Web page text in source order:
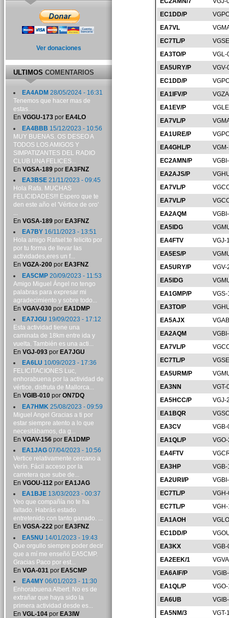
EC1DD/P
EA7VL
EC7TL/P
EA3TO/P
VGL-
EA5URY/P
VGV-
EC1DD/P
EA1IFV/P
EA1EV/P
EA7VL/P
EA1URE/P
EA4GHL/P
EC2AMN/P
EA2AJS/P
EA7VL/P
EA7VL/P
EA2AQM
EA5IDG
EA4FTV
VGJ-
EA5ES/P
EA5URY/P
VGV-
EA5IDG
EA1GMP/P
EA3TO/P
EA5AJX
EA2AQM
EA7VL/P
EC7TL/P
EA5URM/P
EA3NN
VGT-
EA5HCC/P
VGJ-
EA1BQR
EA3CV
EA1QL/P
EA4FTV
EA3HP
VGB-
EA2URI/P
EC7TL/P
EC7TL/P
VGH-
EA1AOH
EC1DD/P
EA3KX
EA2EEK/1
EA6AIF/P
EA1QL/P
EA6UB
EA5NM/3
VGT-
Ver donaciones
ULTIMOSCOMENTARIOS
EA4ADM 28/05/2024 - 16:31
Tenemos que hacer mas de
estas....
En VGGU-173por EA4LO
EA4BBB 15/12/2023 - 10:56
MUY BUENAS. OS DESEO A
TODOS LOS AMIGOS Y
SIMPATIZANTES DEL RADIO
CLUB UNA FELICES...
En VGSA-189por EA3FNZ
EA3BSE21/11/2023 - 09:45
Hola Rafa. MUCHAS
FELICIDADES!!! Espero que te
den este año el 'Vértice de oro'
...
En VGSA-189por EA3FNZ
EA7BY16/11/2023 - 13:51
Hola amigo Rafael:te felicito por
por tu forma de llevar las
actividades,eres un f...
En VGZA-200por EA3FNZ
EA5CMP20/09/2023 - 11:53
Amigo Miguel Ángel no tengo
palabras para expresar mi
agradecimiento y sobre todo...
En VGAV-030por EA1DMP
EA7JGU 19/09/2023 - 17:12
Esta actividad tiene una
caminata de 18km entre ida y
vuelta. También es una acti...
En VGJ-093por EA7JGU
EA6LU 10/09/2023 - 17:36
FELICITACIONES Luc,
enhorabuena por la actividad de
vértice, disfruta de Mallorca...
En VGIB-010por ON7DQ
EA7HMK 25/08/2023 - 09:59
Miguel Angel Gracias a ti por
estar siempre atento a lo que
necesitábamos, da g...
En VGAV-156por EA1DMP
EA1JAG07/04/2023 - 10:56
Vertice relativamente cercano a
Verín. Fácil acceso por la
carretera que sube de...
En VGOU-112por EA1JAG
EA1BJE13/03/2023 - 00:37
Veo que compañía no te ha
faltado. Habrás estado
entretenido con tanto ganado. ...
En VGSA-222por EA3FNZ
EA5NU 14/01/2023 - 19:43
Que orgullo siempre poder decir
que a mí me enseñó EA5CMP.
Gracias Paco por est...
En VGA-031 por EA5CMP
EA4MY06/01/2023 - 11:30
Enhorabuena Albert. No es de
extrañar que haya sido la
primera actividad desde es...
En VGL-104por EA3IW